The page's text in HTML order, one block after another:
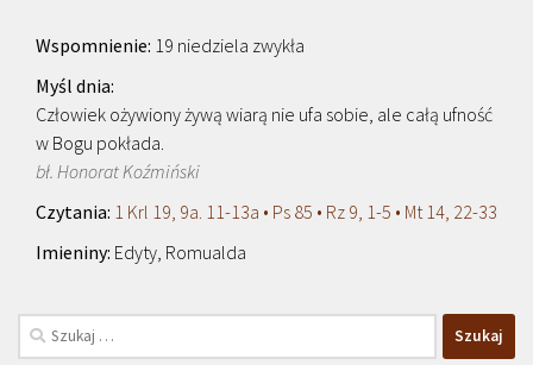
19 niedziela zwykła
Człowiek ożywiony żywą wiarą nie ufa sobie, ale całą ufność
w Bogu pokłada.
bł. Honorat Koźmiński
1 Krl 19, 9a. 11-13a • Ps 85 • Rz 9, 1-5 • Mt 14, 22-33
Edyty, Romualda
Szukaj: